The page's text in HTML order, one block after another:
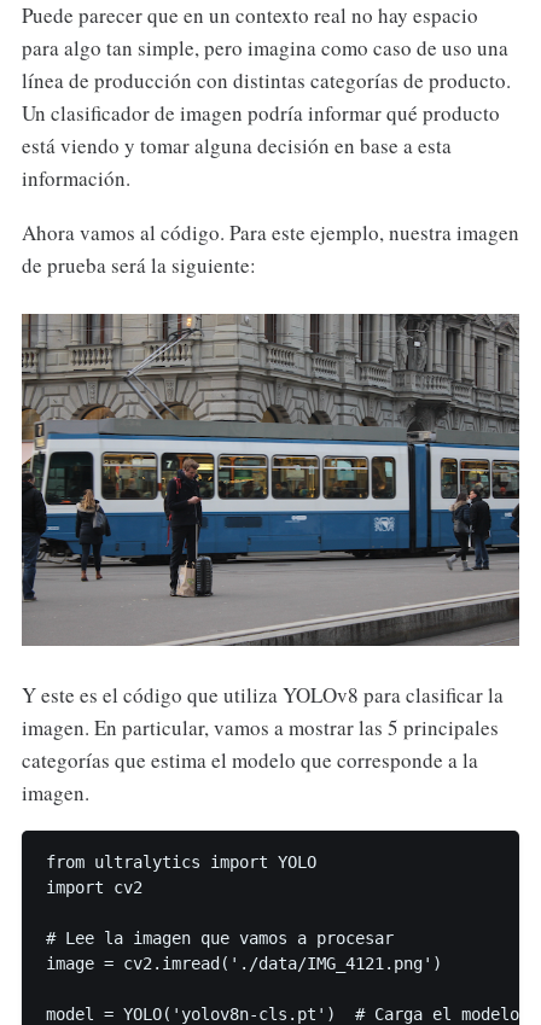
Puede parecer que en un contexto real no hay espacio
para algo tan simple, pero imagina como caso de uso una
línea de producción con distintas categorías de producto.
Un clasificador de imagen podría informar qué producto
está viendo y tomar alguna decisión en base a esta
información.
Ahora vamos al código. Para este ejemplo, nuestra imagen
de prueba será la siguiente:
Y este es el código que utiliza YOLOv8 para clasificar la
imagen. En particular, vamos a mostrar las 5 principales
categorías que estima el modelo que corresponde a la
imagen.
from ultralytics import YOLO
import cv2
# Lee la imagen que vamos a procesar
image = cv2.imread('./data/IMG_4121.png')
model = YOLO('yolov8n-cls.pt')  # Carga el modelo